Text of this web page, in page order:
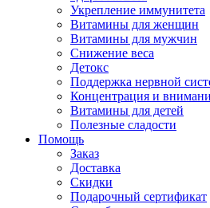
Укрепление иммунитета
Витамины для женщин
Витамины для мужчин
Снижение веса
Детокс
Поддержка нервной
Концентрация и
Витамины для детей
Полезные сладости
Помощь
Заказ
Доставка
Скидки
Подарочный сертификат